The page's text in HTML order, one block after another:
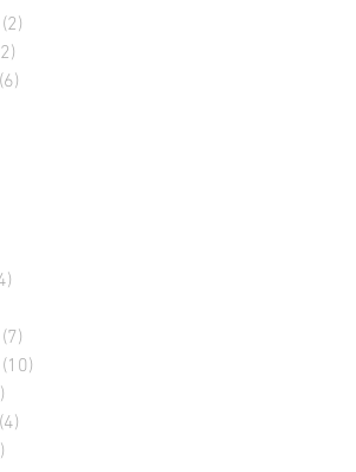
(2)
(6)
(7)
(10)
(4)